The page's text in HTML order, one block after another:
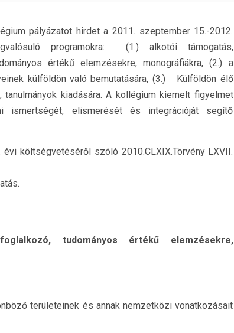
pályázatot hirdet a 2011. szeptember 15.-2012.
programokra: (1.) alkotói támogatás,
értékű elemzésekre, monográfiákra, (2.) a
külföldön való bemutatására, (3.) Külföldön élő
kiadására. A kollégium kiemelt figyelmet
ismertségét, elismerését és integrációját segítő
költségvetéséről szóló 2010.CLXIX.Törvény LXVII.
tudományos értékű elemzésekre,
területeinek és annak nemzetközi vonatkozásait